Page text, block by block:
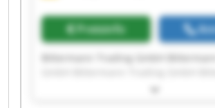
Preisinfo
Bittermann Trading GmbH
Trading GmbH Bittermann Trading